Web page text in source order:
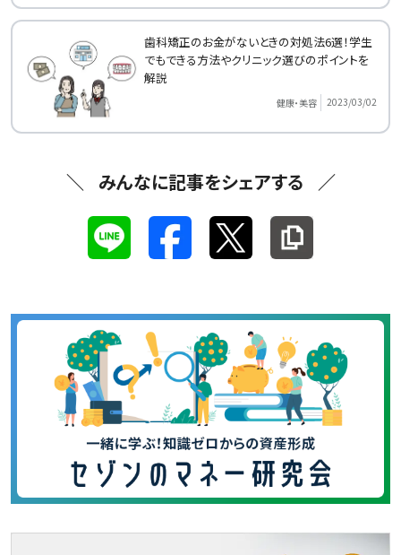
歯科矯正のお金がないときの対処法6選！学生
でもできる方法やクリニック選びのポイントを
解説
健康・美容 2023/03/02
みんなに記事をシェアする